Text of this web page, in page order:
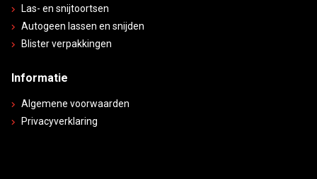
Las- en snijtoortsen
Autogeen lassen en snijden
Blister verpakkingen
Informatie
Algemene voorwaarden
Privacyverklaring